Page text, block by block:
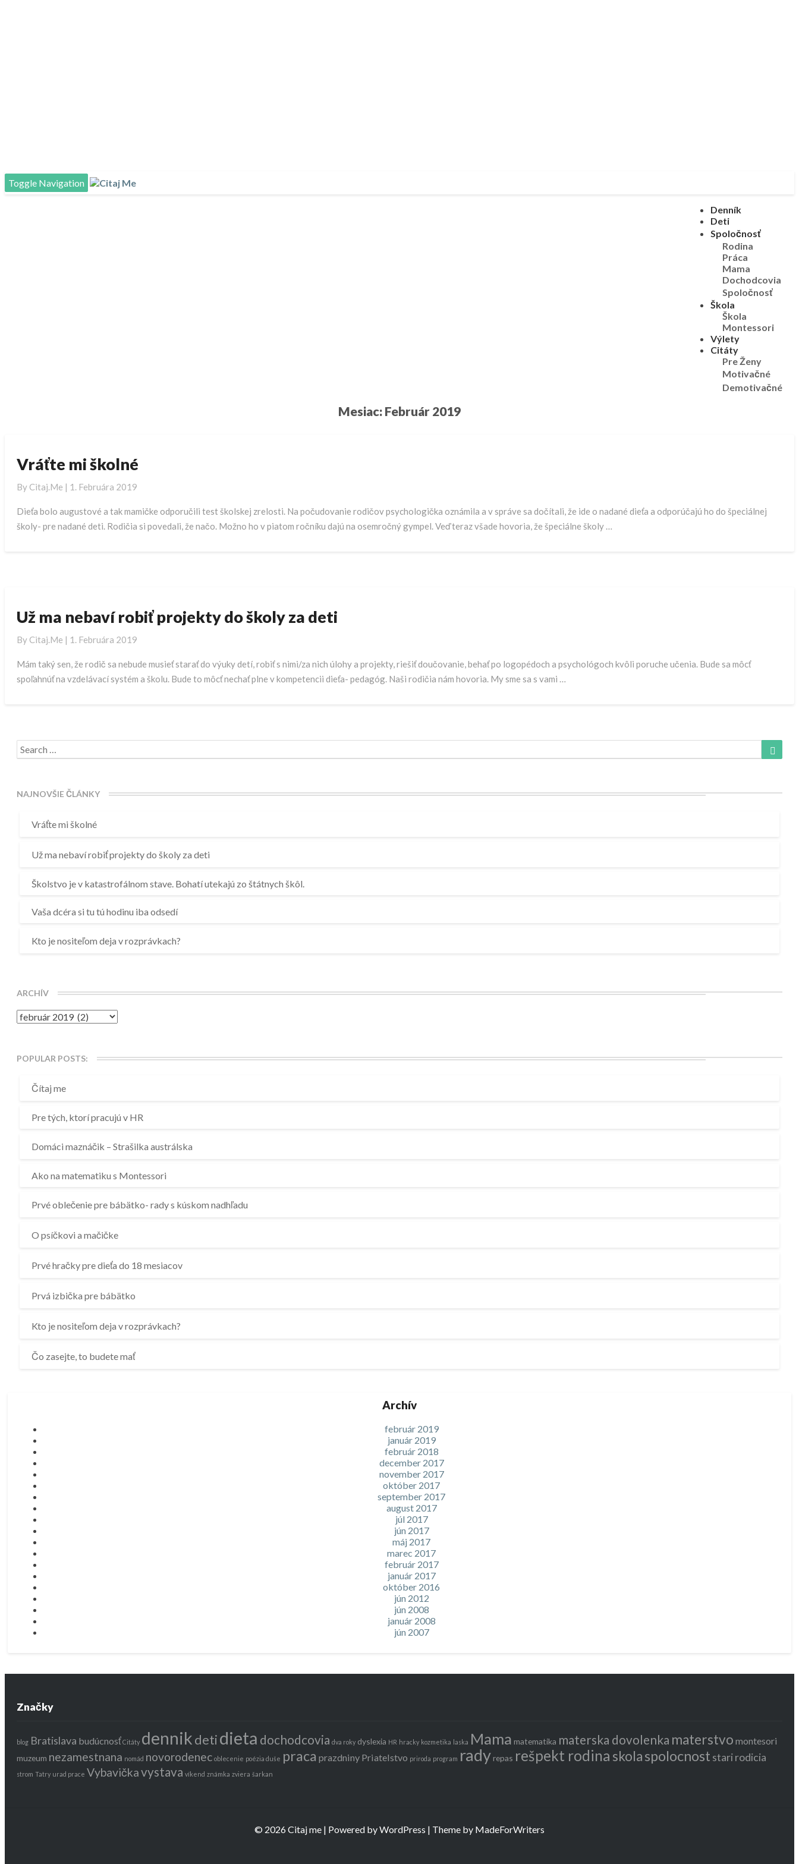
Toggle Navigation
Denník
Deti
Spoločnosť
Rodina
Práca
Mama
Dochodcovia
Spoločnosť
Škola
Škola
Montessori
Výlety
Citáty
Pre Ženy
Motivačné
Demotivačné
Mesiac: Február 2019
V
r
á
t
e
n
Vráťte mi školné
By Citaj.me | 1. Februára 2019
Dieťa bolo augustové a tak mamičke odporučili test školskej zrelosti. Na počudovanie rodičov psychologička oznámila a v správe sa dočítali, že ide o nadané dieťa a odporúčajú ho do špeciálnej
školy- pre nadané deti. Rodičia si povedali, že načo. Možno ho v piatom ročníku dajú na osemročný gympel. Veď teraz všade hovoria, že špeciálne školy …
U
ž
m
n
e
r
o
ť
y
a
t
Už ma nebaví robiť projekty do školy za deti
By Citaj.me | 1. Februára 2019
Mám taký sen, že rodič sa nebude musieť starať do výuky detí, robiť s nimi/za nich úlohy a projekty, riešiť doučovanie, behať po logopédoch a psychológoch kvôli poruche učenia. Bude sa môcť
spoľahnúť na vzdelávací systém a školu. Bude to môcť nechať plne v kompetencii dieťa- pedagóg. Naši rodičia nám hovoria. My sme sa s vami …
Search
for:
NAJNOVŠIE ČLÁNKY
Vráťte mi školné
Už ma nebaví robiť projekty do školy za deti
Školstvo je v katastrofálnom stave. Bohatí utekajú zo štátnych škôl.
Vaša dcéra si tu tú hodinu iba odsedí
Kto je nositeľom deja v rozprávkach?
ARCHÍV
Archív
POPULAR POSTS:
Čítaj me
Pre tých, ktorí pracujú v HR
Domáci maznáčik – Strašilka austrálska
Ako na matematiku s Montessori
Prvé oblečenie pre bábätko- rady s kúskom nadhľadu
O psíčkovi a mačičke
Prvé hračky pre dieťa do 18 mesiacov
Prvá izbička pre bábätko
Kto je nositeľom deja v rozprávkach?
Čo zasejte, to budete mať
Archív
február 2019
január 2019
február 2018
december 2017
november 2017
október 2017
september 2017
august 2017
júl 2017
jún 2017
máj 2017
marec 2017
február 2017
január 2017
október 2016
jún 2012
jún 2008
január 2008
jún 2007
Značky
blog Bratislava budúcnosť Citáty dennikdetidieta dochodcovia dva roky dyslexia HR hracky kozmetika laska Mama matematika materska dovolenka materstvo montesori
muzeum nezamestnana nomád novorodenec oblecenie poézia duše praca prazdniny Priatelstvo priroda program radyrepas rešpekt rodina skolaspolocnost stari rodicia
strom Tatry urad prace Vybavičkavystava víkend známka zviera šarkan
© 2026 Citaj me | Powered byWordPress | Theme by MadeForWriters